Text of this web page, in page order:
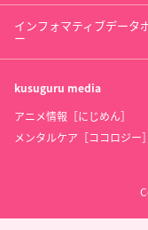
インフォマティブデータ
ー
kusuguru media
アニメ情報［にじめん］
メンタルケア［ココロジー］